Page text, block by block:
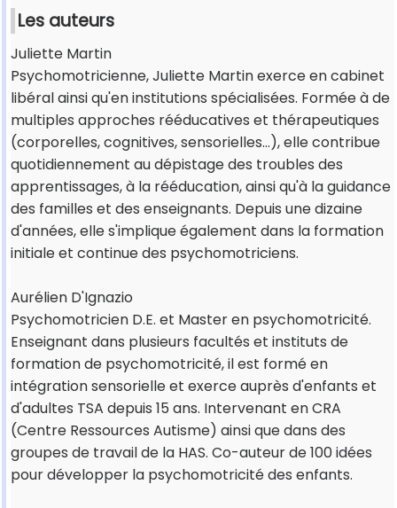
Les auteurs
Juliette Martin
Psychomotricienne, Juliette Martin exerce en cabinet
libéral ainsi qu'en institutions spécialisées. Formée à de
multiples approches rééducatives et thérapeutiques
(corporelles, cognitives, sensorielles…), elle contribue
quotidiennement au dépistage des troubles des
apprentissages, à la rééducation, ainsi qu'à la guidance
des familles et des enseignants. Depuis une dizaine
d'années, elle s'implique également dans la formation
initiale et continue des psychomotriciens.
Aurélien D'Ignazio
Psychomotricien D.E. et Master en psychomotricité.
Enseignant dans plusieurs facultés et instituts de
formation de psychomotricité, il est formé en
intégration sensorielle et exerce auprès d'enfants et
d'adultes TSA depuis 15 ans. Intervenant en CRA
(Centre Ressources Autisme) ainsi que dans des
groupes de travail de la HAS. Co-auteur de 100 idées
pour développer la psychomotricité des enfants.